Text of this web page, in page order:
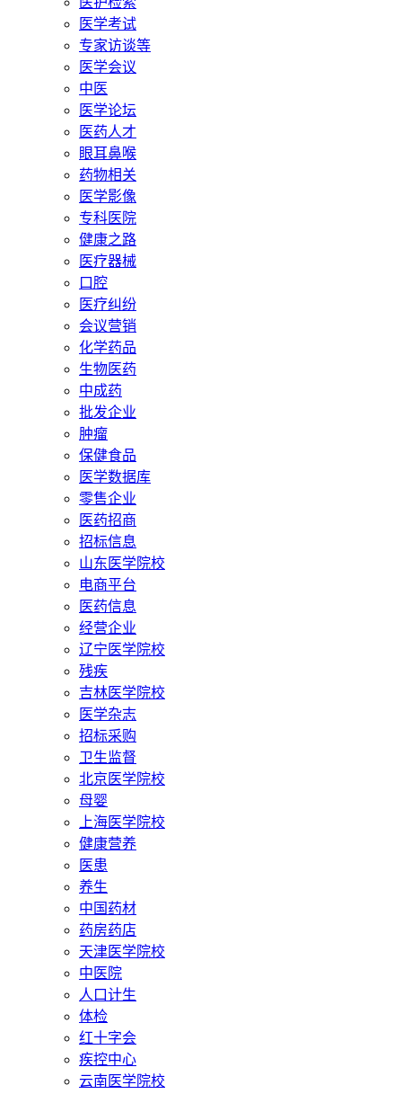
医学考试
专家访谈等
医学会议
中医
医学论坛
医药人才
眼耳鼻喉
药物相关
医学影像
专科医院
健康之路
医疗器械
口腔
医疗纠纷
会议营销
化学药品
生物医药
中成药
批发企业
肿瘤
保健食品
医学数据库
零售企业
医药招商
招标信息
山东医学院校
电商平台
医药信息
经营企业
辽宁医学院校
残疾
吉林医学院校
医学杂志
招标采购
卫生监督
北京医学院校
母婴
上海医学院校
健康营养
医患
养生
中国药材
药房药店
天津医学院校
中医院
人口计生
体检
红十字会
疾控中心
云南医学院校